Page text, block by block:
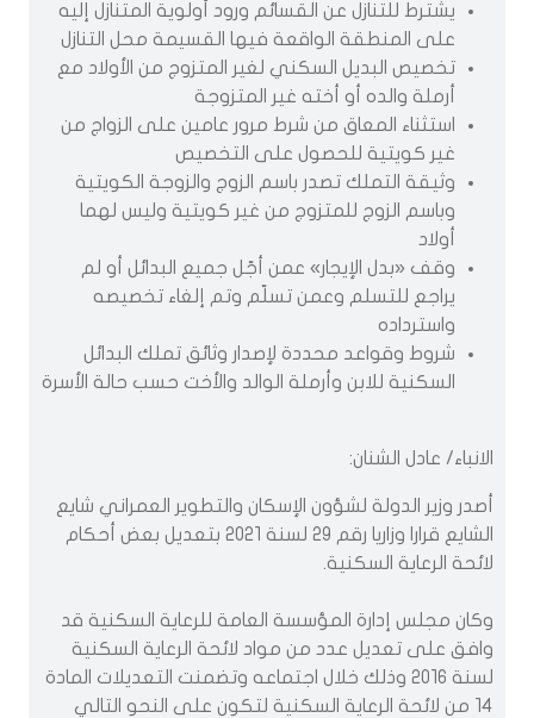
يشترط للتنازل عن القسائم ورود أولوية المتنازل إليه
على المنطقة الواقعة فيها القسيمة محل التنازل
تخصيص البديل السكني لغير المتزوج من الأولاد مع
أرملة والده أو أخته غير المتزوجة
استثناء المعاق من شرط مرور عامين على الزواج من
غير كويتية للحصول على التخصيص
وثيقة التملك تصدر باسم الزوج والزوجة الكويتية
وباسم الزوج للمتزوج من غير كويتية وليس لهما
أولاد
وقف «بدل الإيجار» عمن أجّل جميع البدائل أو لم
يراجع للتسلم وعمن تسلّم وتم إلغاء تخصيصه
واسترداده
شروط وقواعد محددة لإصدار وثائق تملك البدائل
السكنية للابن وأرملة الوالد والأخت حسب حالة الأسرة
الانباء/ عادل الشنان:
أصدر وزير الدولة لشؤون الإسكان والتطوير العمراني شايع
الشايع قرارا وزاريا رقم 29 لسنة 2021 بتعديل بعض أحكام
لائحة الرعاية السكنية.
وكان مجلس إدارة المؤسسة العامة للرعاية السكنية قد
وافق على تعديل عدد من مواد لائحة الرعاية السكنية
لسنة 2016 وذلك خلال اجتماعه وتضمنت التعديلات المادة
14 من لائحة الرعاية السكنية لتكون على النحو التالي